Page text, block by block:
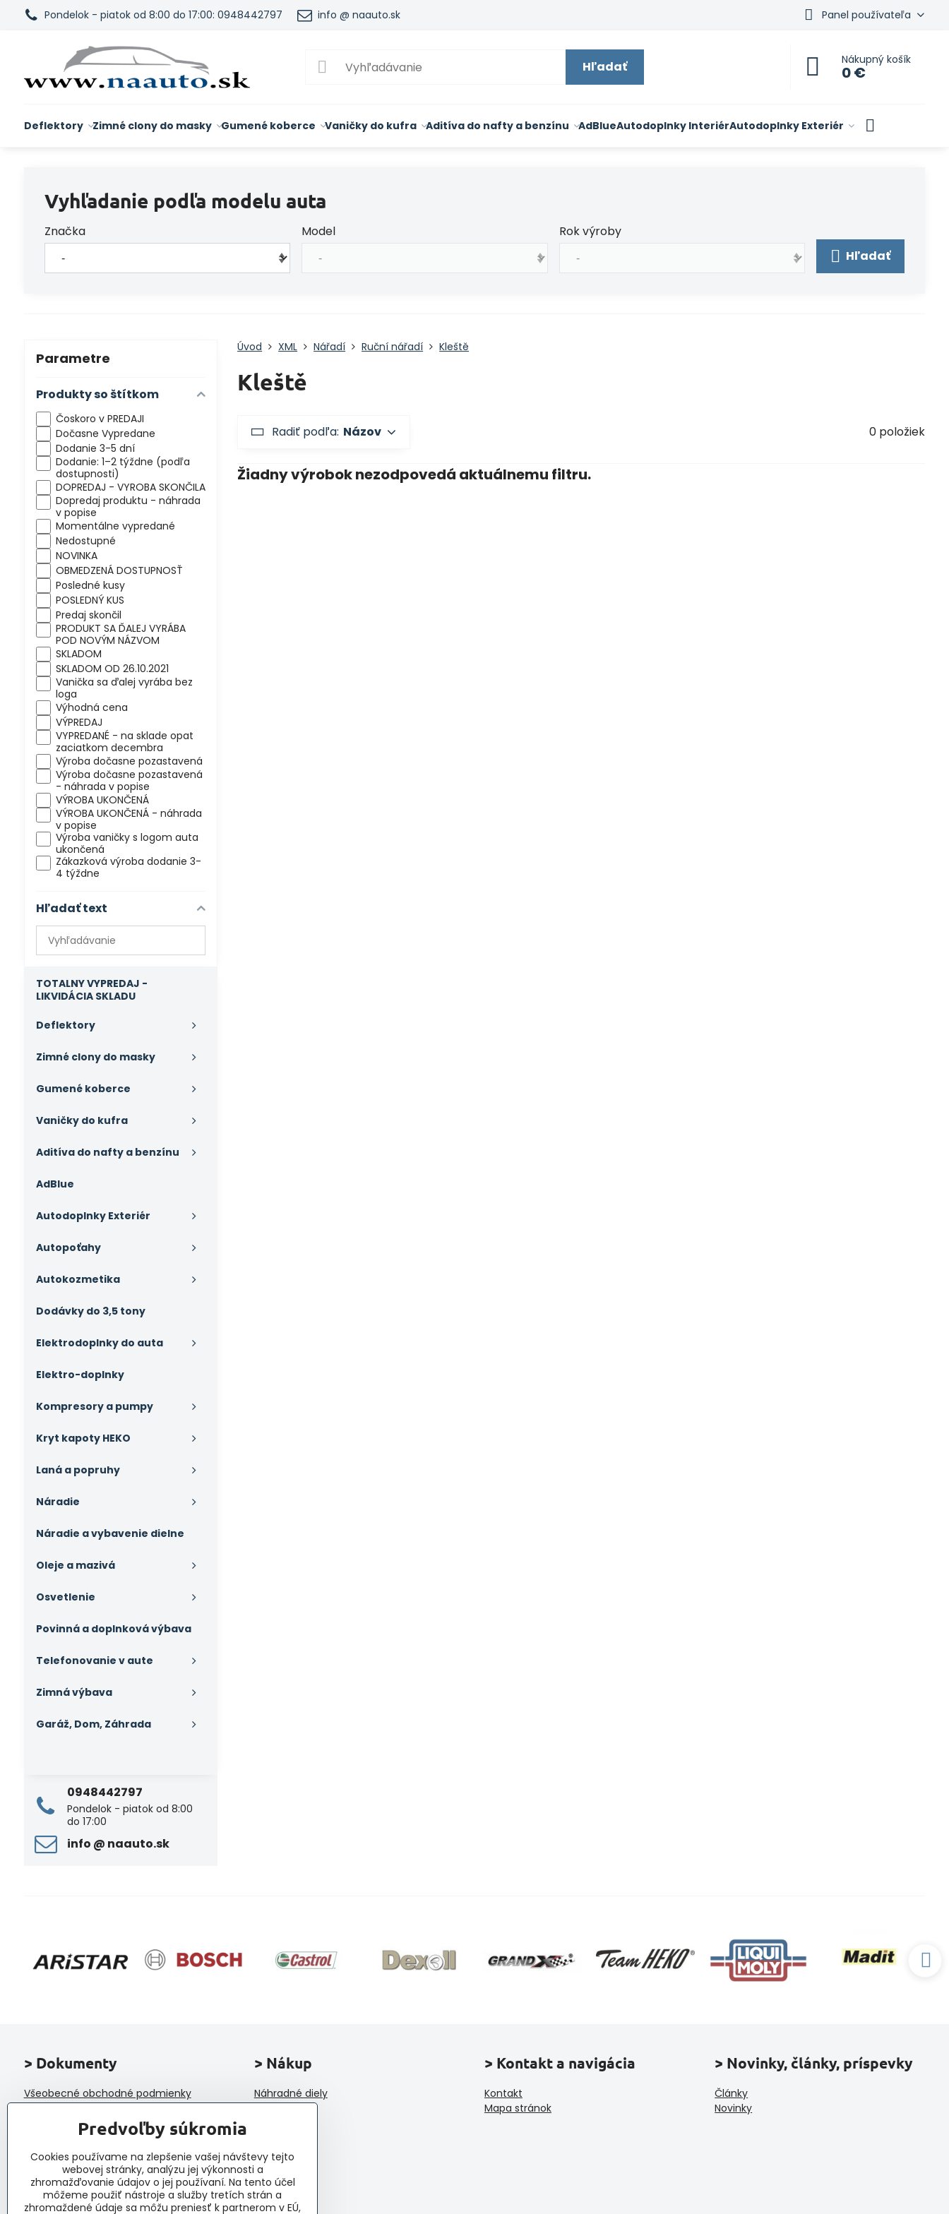
Pondelok - piatok od 8:00 do 17:00: 0948442797 info @ naauto.sk Panel používateľa
Hľadať Nákupný košík
0 €
Deflektory Zimné clony do masky Gumené koberce Vaničky do kufra Aditíva do nafty a benzínu AdBlueAutodoplnky InteriérAutodoplnky Exteriér
Vyhľadanie podľa modelu auta
Značka Model
Rok výroby
Hľadať
Úvod XML Nářadí Ruční nářadí Kleště
Kleště
Radiť podľa: Názov 0 položiek
Parametre
Produkty so štítkom
Čoskoro v PREDAJI
Dočasne Vypredane
Dodanie 3-5 dní
Dodanie: 1–2 týždne (podľa
dostupnosti)
DOPREDAJ - VYROBA SKONČILA
Dopredaj produktu - náhrada
v popise
Momentálne vypredané
Nedostupné
NOVINKA
OBMEDZENÁ DOSTUPNOSŤ
Posledné kusy
POSLEDNÝ KUS
Predaj skončil
PRODUKT SA ĎALEJ VYRÁBA
POD NOVÝM NÁZVOM
SKLADOM
SKLADOM OD 26.10.2021
Vanička sa ďalej vyrába bez
loga
Výhodná cena
VÝPREDAJ
VYPREDANÉ - na sklade opat
zaciatkom decembra
Výroba dočasne pozastavená
Výroba dočasne pozastavená
- náhrada v popise
VÝROBA UKONČENÁ
VÝROBA UKONČENÁ - náhrada
v popise
Výroba vaničky s logom auta
ukončená
Zákazková výroba dodanie 3-
4 týždne
Hľadať text
Prehľadať
výsledky
fulltextom
0948442797
Pondelok - piatok od 8:00
do 17:00
info ​@ naauto​.sk
TOTALNY VYPREDAJ -
LIKVIDÁCIA SKLADU
Deflektory
Zimné clony do masky
Gumené koberce
Vaničky do kufra
Aditíva do nafty a benzínu
AdBlue
Autodoplnky Exteriér
Autopoťahy
Autokozmetika
Dodávky do 3,5 tony
Elektrodoplnky do auta
Elektro-doplnky
Kompresory a pumpy
Kryt kapoty HEKO
Laná a popruhy
Náradie
Náradie a vybavenie dielne
Oleje a mazivá
Osvetlenie
Povinná a doplnková výbava
Telefonovanie v aute
Zimná výbava
Garáž, Dom, Záhrada
> Dokumenty
Všeobecné obchodné podmienky
Ochrana osobných údajov a poučenie o
Reklamačný formulár
Formulár na odstúpenie od zmluvy
Protokol o prijatí a vybavení reklamácie
Veľkoobchod
> Nákup
Náhradné diely
> Kontakt a navigácia
Kontakt
Mapa stránok
> Novinky, články, príspevky
Články
Novinky
Predvoľby súkromia
Cookies používame na zlepšenie vašej návštevy tejto
webovej stránky, analýzu jej výkonnosti a
zhromažďovanie údajov o jej používaní. Na tento účel
môžeme použiť nástroje a služby tretích strán a
zhromaždené údaje sa môžu preniesť k partnerom v EÚ,